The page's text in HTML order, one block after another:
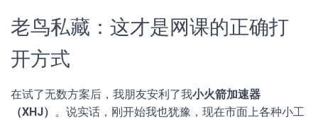
老鸟私藏：这才是网课的正确打
开方式
在试了无数方案后，我朋友安利了我小火箭加速器
（XHJ） 。说实话，刚开始我也犹豫，现在市面上各种小工